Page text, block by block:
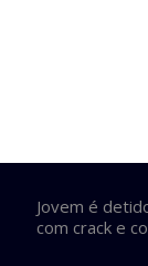
Jovem é
com crack e